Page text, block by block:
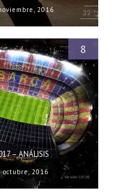
2016
– ANÁLISIS
octubre, 2016
8